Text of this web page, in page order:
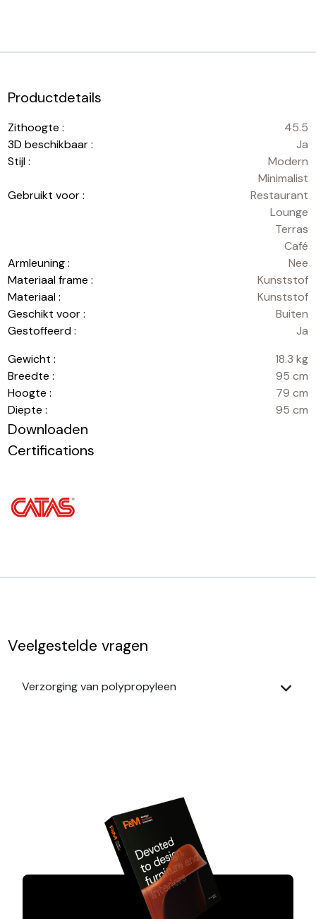
Productdetails
Zithoogte :
45.5
3D beschikbaar :
Ja
Stijl :
Modern
Minimalist
Gebruikt voor :
Restaurant
Lounge
Terras
Café
Armleuning :
Nee
Materiaal frame :
Kunststof
Materiaal :
Kunststof
Geschikt voor :
Buiten
Gestoffeerd :
Ja
Gewicht :
18.3 kg
Breedte :
95 cm
Hoogte :
79 cm
Diepte :
95 cm
Downloaden
Certifications
Veelgestelde vragen
Verzorging van polypropyleen